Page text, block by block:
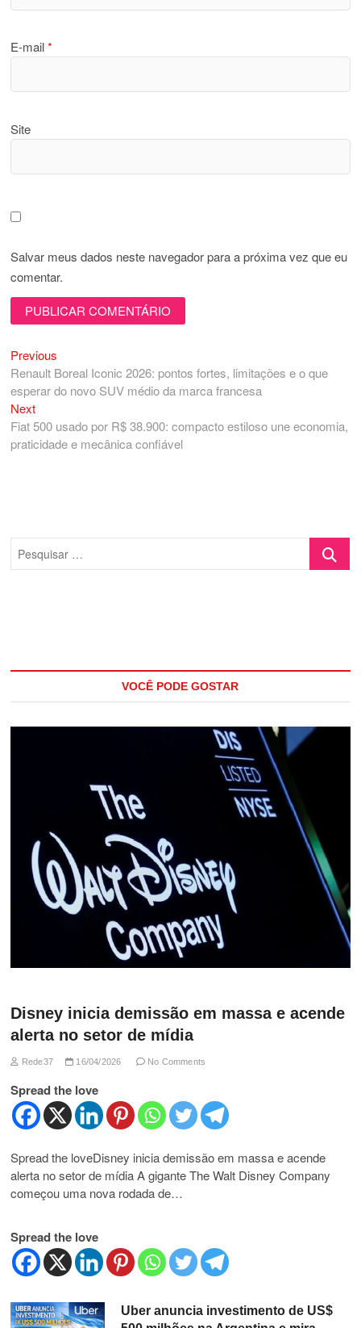
E-mail*
Site
Salvar meus dados neste navegador para a próxima vez que eu
comentar.
Navegação
de
Post
Previous
post:
Renault Boreal Iconic 2026: pontos fortes, limitações e o que
esperar do novo SUV médio da marca francesa
NextNext
post:
Fiat 500 usado por R$ 38.900: compacto estiloso une economia,
praticidade e mecânica confiável
VOCÊ PODE GOSTAR
Disney inicia demissão em massa e acende
alerta no setor de mídia
Rede37 16/04/2026 No Comments
Spread the love
Spread the loveDisney inicia demissão em massa e acende
alerta no setor de mídia A gigante The Walt Disney Company
começou uma nova rodada de…
Spread the love
Uber anuncia investimento de US$